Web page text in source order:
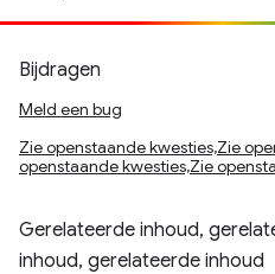
Bijdragen
Meld een bug
Zie openstaande kwesties,Zie
openstaande kwesties,Zie
Gerelateerde inhoud,
inhoud, gerelateerde inhoud